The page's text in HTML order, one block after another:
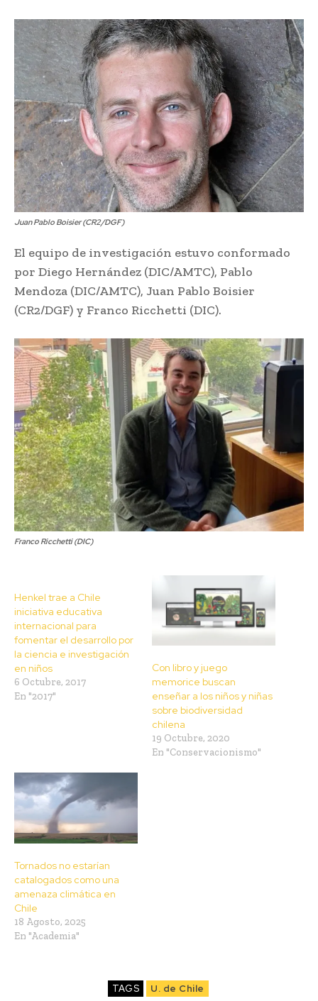
Juan Pablo Boisier (CR2/DGF)
El equipo de investigación estuvo conformado
por Diego Hernández (DIC/AMTC), Pablo
Mendoza (DIC/AMTC), Juan Pablo Boisier
(CR2/DGF) y Franco Ricchetti (DIC).
Franco Ricchetti (DIC)
Henkel trae a Chile
iniciativa educativa
internacional para
fomentar el desarrollo por
la ciencia e investigación
en niños
6 Octubre, 2017
En "2017"
Con libro y juego
memorice buscan
enseñar a los niños y niñas
sobre biodiversidad
chilena
19 Octubre, 2020
En "Conservacionismo"
Tornados no estarían
catalogados como una
amenaza climática en
Chile
18 Agosto, 2025
En "Academia"
TAGS U. de Chile